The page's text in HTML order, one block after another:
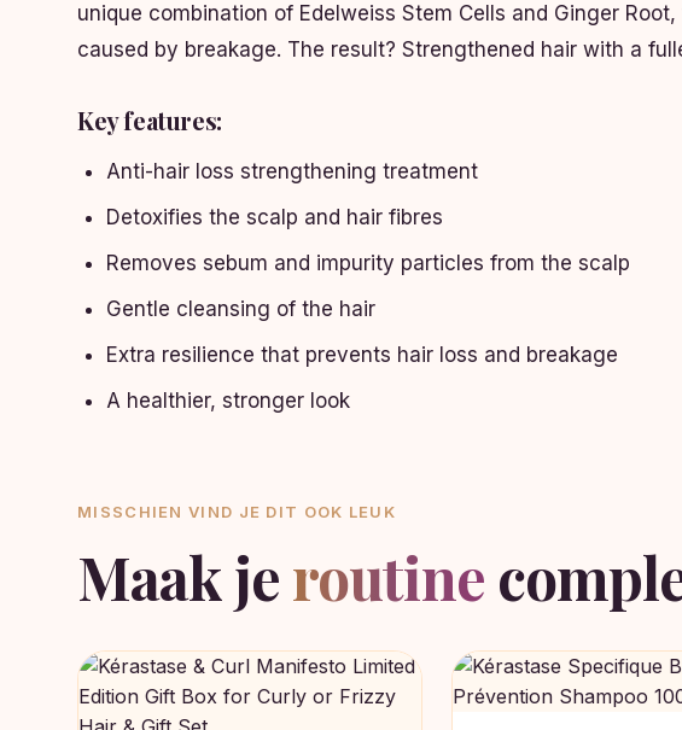
unique combination of Edelweiss Stem Cells and Ginger
caused by breakage. The result? Strengthened hair with a
Key features:
Anti-hair loss strengthening treatment
Detoxifies the scalp and hair fibres
Removes sebum and impurity particles from the scalp
Gentle cleansing of the hair
Extra resilience that prevents hair loss and breakage
A healthier, stronger look
MISSCHIEN VIND JE DIT OOK LEUK
Maak jeroutine